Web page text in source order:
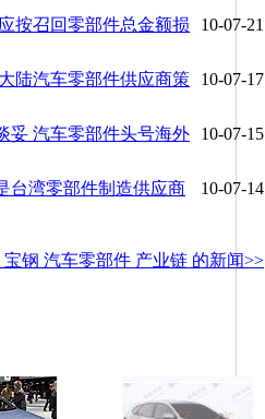
10-07-21
按召回零部件总金额损
10-07-17
陆汽车零部件供应商策
10-07-15
妥 汽车零部件头号海外
10-07-14
台湾零部件制造供应商
宝钢 汽车零部件 产业链 的新闻>>